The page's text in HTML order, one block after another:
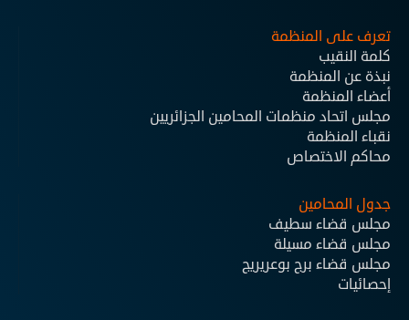
تعرف على المنظمة
كلمة النقيب
نبذة عن المنظمة
أعضاء المنظمة
مجلس اتحاد منظمات المحامين الجزائريين
نقباء المنظمة
محاكم الاختصاص
جدول المحامين
مجلس قضاء سطيف
مجلس قضاء مسيلة
مجلس قضاء برج بوعريريج
إحصائيات